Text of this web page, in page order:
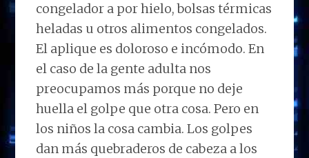
congelador a por hielo, bolsas térmicas
heladas u otros alimentos congelados.
El aplique es doloroso e incómodo. En
el caso de la gente adulta nos
preocupamos más porque no deje
huella el golpe que otra cosa. Pero en
los niños la cosa cambia. Los golpes
dan más quebraderos de cabeza a los